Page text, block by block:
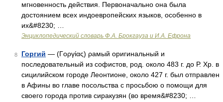
мгновенность действия. Первоначально она была
достоянием всех индоевропейских языков, особенно в
их&#8230; …
Энциклопедический словарь Ф.А. Брокгауза и И.А. Ефрона
8 Горгий — (Γοργίας) ρамый оригинальный и
последовательный из софистов, род. около 483 г. до Р. Хр. в
сицилийском городе Леонтионе, около 427 г. был отправлен
в Афины во главе посольства с просьбою о помощи для
своего города против сиракузян (во время&#8230; …